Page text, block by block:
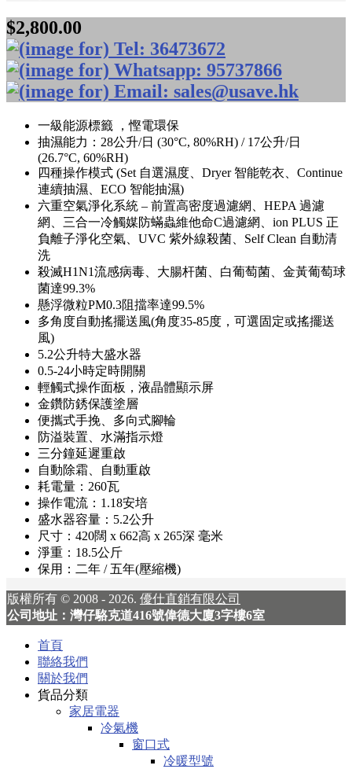
$2,800.00
一級能源標籤 ，慳電環保
抽濕能力：28公升/日 (30°C, 80%RH) / 17公升/日
(26.7°C, 60%RH)
四種操作模式 (Set 自選濕度、Dryer 智能乾衣、Continue
連續抽濕、ECO 智能抽濕)
六重空氣淨化系統 – 前置高密度過濾網、HEPA 過濾
網、三合一冷觸媒防蟎蟲維他命C過濾網、ion PLUS 正
負離子淨化空氣、UVC 紫外線殺菌、Self Clean 自動清
洗
殺滅H1N1流感病毒、大腸杆菌、白葡萄菌、金黃葡萄球
菌達99.3%
懸浮微粒PM0.3阻擋率達99.5%
多角度自動搖擺送風(角度35-85度，可選固定或搖擺送
風)
5.2公升特大盛水器
0.5-24小時定時開關
輕觸式操作面板，液晶體顯示屏
金鑽防銹保護塗層
便攜式手挽、多向式腳輪
防溢裝置、水滿指示燈
三分鐘延遲重啟
自動除霜、自動重啟
耗電量：260瓦
操作電流：1.18安培
盛水器容量：5.2公升
尺寸：420闊 x 662高 x 265深 毫米
淨重：18.5公斤
保用：二年 / 五年(壓縮機)
版權所有 © 2008 - 2026. 優仕直銷有限公司
公司地址：灣仔駱克道416號偉德大廈3字樓6室
首頁
聯絡我們
關於我們
貨品分類
家居電器
冷氣機
窗口式
冷暖型號